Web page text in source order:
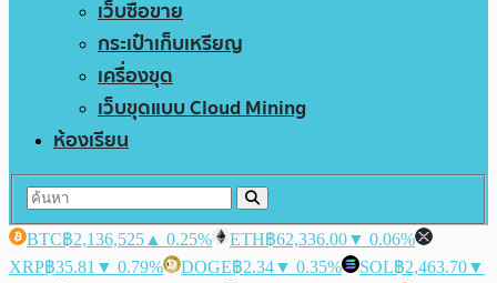
เว็บซื้อขาย
กระเป๋าเก็บเหรียญ
เครื่องขุด
เว็บขุดแบบ Cloud Mining
ห้องเรียน
BTC฿2,136,525 ▲ 0.25% ETH฿62,336.00▼ 0.06%
XRP฿35.81 ▼ 0.79% DOGE฿2.34▼ 0.35% SOL฿2,463.70▼